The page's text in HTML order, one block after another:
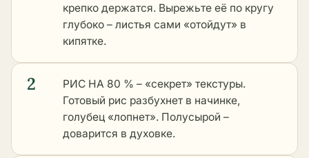
крепко держатся. Вырежьте её по кругу
глубоко – листья сами «отойдут» в
кипятке.
2
РИС НА 80 % – «секрет» текстуры.
Готовый рис разбухнет в начинке,
голубец «лопнет». Полусырой –
доварится в духовке.